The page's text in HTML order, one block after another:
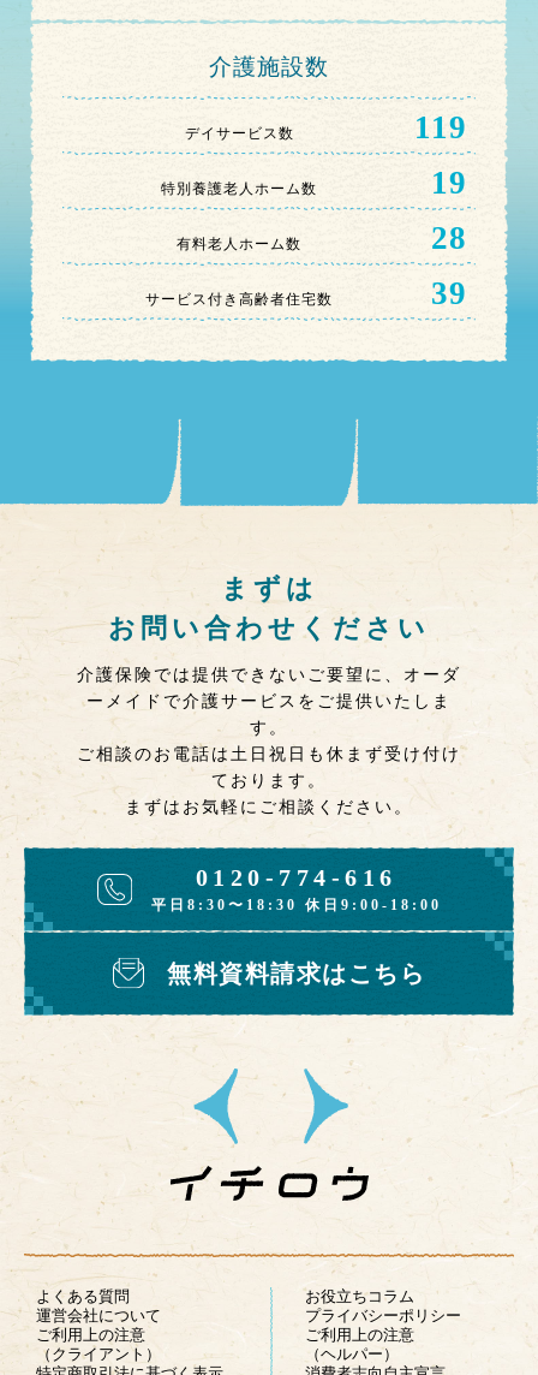
介護施設数
デイサービス数 119
特別養護老人ホーム数 19
有料老人ホーム数 28
サービス付き高齢者住宅数 39
まずは
お問い合わせください
介護保険では提供できないご要望に、オーダ
ーメイドで介護サービスをご提供いたしま
す。
ご相談のお電話は土日祝日も休まず受け付け
ております。
まずはお気軽にご相談ください。
0120-774-616
平日8:30〜18:30 休日9:00-18:00
無料資料請求はこちら
よくある質問
運営会社について
ご利用上の注意
（クライアント）
お役立ちコラム
プライバシーポリシー
ご利用上の注意
（ヘルパー）